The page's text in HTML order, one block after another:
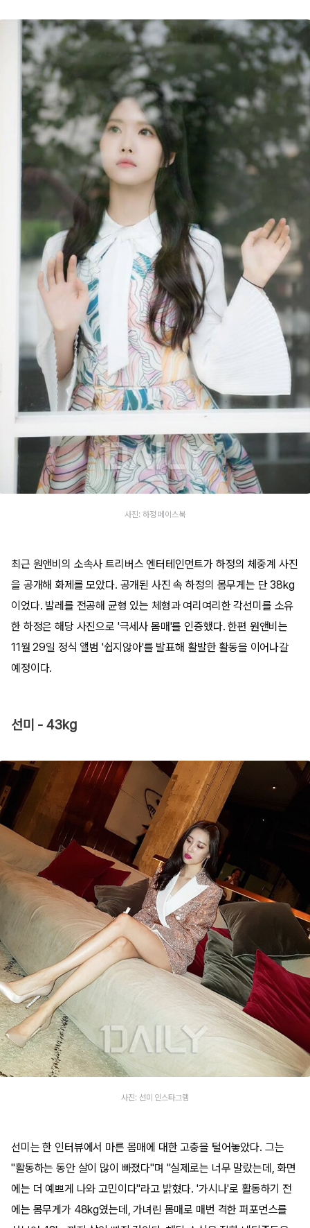
사진: 하정 페이스북
최근 원앤비의 소속사 트리버스 엔터테인먼트가 하정의 체중계 사진
을 공개해 화제를 모았다. 공개된 사진 속 하정의 몸무게는 단 38kg
이었다. 발레를 전공해 균형 있는 체형과 여리여리한 각선미를 소유
한 하정은 해당 사진으로 '극세사 몸매'를 인증했다. 한편 원앤비는
11월 29일 정식 앨범 '쉽지않아'를 발표해 활발한 활동을 이어나갈
예정이다.
선미 - 43kg
사진: 선미 인스타그램
선미는 한 인터뷰에서 마른 몸매에 대한 고충을 털어놓았다. 그는
"활동하는 동안 살이 많이 빠졌다"며 "실제로는 너무 말랐는데, 화면
에는 더 예쁘게 나와 고민이다"라고 밝혔다. '가시나'로 활동하기 전
에는 몸무게가 48kg였는데, 가녀린 몸매로 매번 격한 퍼포먼스를